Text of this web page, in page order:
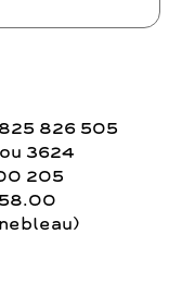
826 505
3624
205